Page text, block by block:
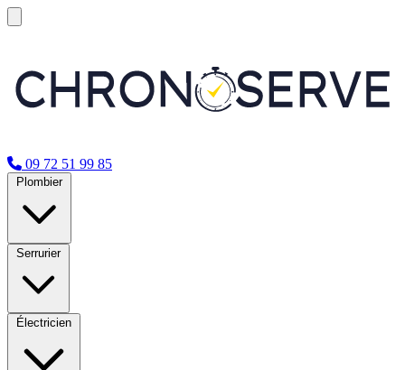
09 72 51 99 85
Plombier
Serrurier
Électricien